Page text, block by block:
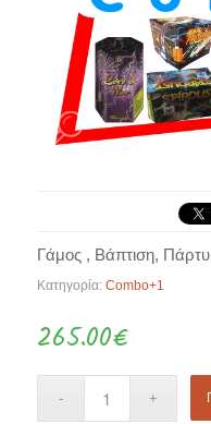
Γάμος , Βάπτιση,
Κατηγορία: Combo+1
265.00€